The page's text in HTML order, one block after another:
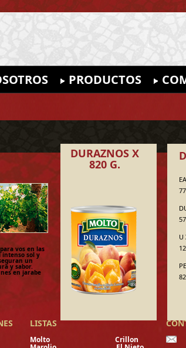
PRODUCTOS
vos en las
intenso sol y
un
y sabor.
en jarabe
DURAZNOS X
820 G.
U
12
LISTAS
Molto Crillon